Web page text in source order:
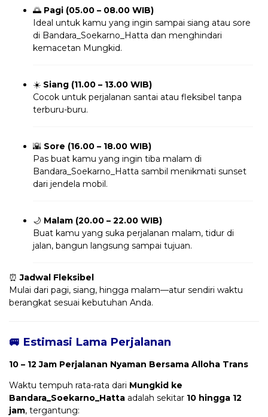
🌅 Pagi (05.00 – 08.00 WIB)
Ideal untuk kamu yang ingin sampai siang atau sore
di Bandara_Soekarno_Hatta dan menghindari
kemacetan Mungkid.
☀️ Siang (11.00 – 13.00 WIB)
Cocok untuk perjalanan santai atau fleksibel tanpa
terburu-buru.
🌇 Sore (16.00 – 18.00 WIB)
Pas buat kamu yang ingin tiba malam di
Bandara_Soekarno_Hatta sambil menikmati sunset
dari jendela mobil.
🌙 Malam (20.00 – 22.00 WIB)
Buat kamu yang suka perjalanan malam, tidur di
jalan, bangun langsung sampai tujuan.
⏰Jadwal Fleksibel
Mulai dari pagi, siang, hingga malam—atur sendiri waktu
berangkat sesuai kebutuhan Anda.
🚐 Estimasi Lama Perjalanan
10 – 12 Jam Perjalanan Nyaman Bersama Alloha Trans
Waktu tempuh rata-rata dari Mungkid ke
Bandara_Soekarno_Hatta adalah sekitar 10 hingga 12
jam, tergantung: